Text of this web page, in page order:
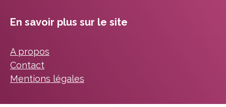
En savoir plus sur le site
A propos
Contact
Mentions légales